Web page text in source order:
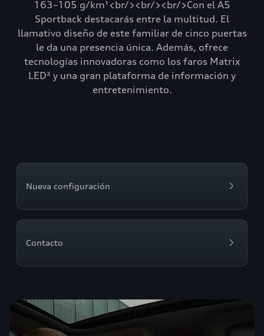
163–105 g/km¹<br/><br/><br/>Con el A5
Sportback destacarás entre la multitud. El
llamativo diseño de este familiar de cinco puertas
le da una presencia única. Además, ofrece
tecnologías innovadoras como los faros Matrix
LED² y una gran plataforma de información y
entretenimiento.
Nueva configuración
Contacto